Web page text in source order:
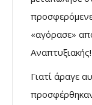
«αγόρασε»
Αναπτυξιακής!
Γιατί άραγε